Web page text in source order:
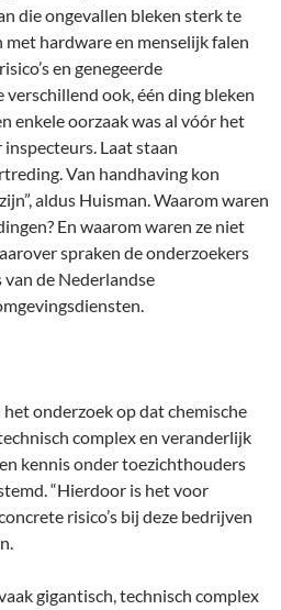
die ongevallen bleken sterk te
hardware en menselijk falen
en genegeerde
ook, één ding bleken
enkele oorzaak was al vóór het
Laat staan
Van handhaving kon
aldus Huisman. Waarom waren
En waarom waren ze niet
spraken de onderzoekers
de Nederlandse
onderzoek op dat chemische
complex en veranderlijk
kennis onder toezichthouders
“Hierdoor is het voor
risico’s bij deze bedrijven
gigantisch, technisch complex